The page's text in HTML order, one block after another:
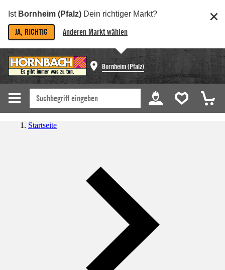
Ist Bornheim (Pfalz) Dein richtiger Markt?
JA, RICHTIG Anderen Markt wählen
Bornheim (Pfalz)
Startseite